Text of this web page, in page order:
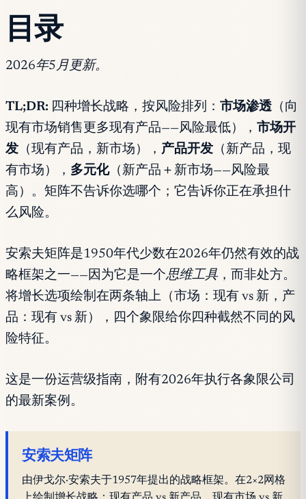
目录
2026年5月更新。
TL;DR: 四种增长战略，按风险排列： 市场渗透 （向
现有市场销售更多现有产品——风险最低）， 市场开
发 （现有产品，新市场）， 产品开发 （新产品，现
有市场）， 多元化（新产品＋新市场——风险最
高）。矩阵不告诉你选哪个；它告诉你正在承担什
么风险。
安索夫矩阵是1950年代少数在2026年仍然有效的战
略框架之一——因为它是一个思维工具，而非处方。
将增长选项绘制在两条轴上（市场：现有 vs 新，产
品：现有 vs 新），四个象限给你四种截然不同的风
险特征。
这是一份运营级指南，附有2026年执行各象限公司
的最新案例。
安索夫矩阵
由伊戈尔·安索夫于1957年提出的战略框架。在2×2网格